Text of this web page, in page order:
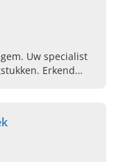
Uw specialist
Erkend